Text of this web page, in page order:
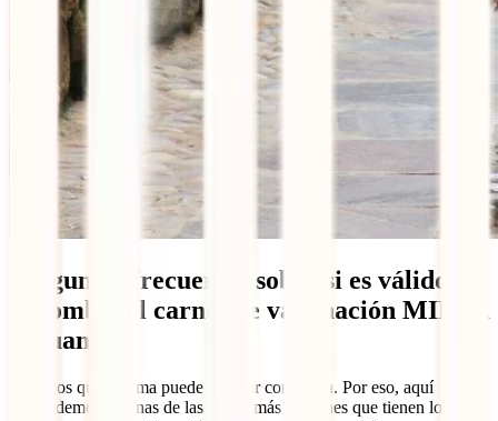
Preguntas frecuentes sobre si es válido en
Colombia el carnet de vacunación MINSA
peruano
Sabemos que el tema puede generar confusión. Por eso, aquí
respondemos algunas de las dudas más comunes que tienen los